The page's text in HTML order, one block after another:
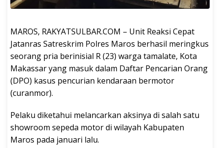
MAROS, RAKYATSULBAR.COM – Unit Reaksi Cepat
Jatanras Satreskrim Polres Maros berhasil meringkus
seorang pria berinisial R (23) warga tamalate, Kota
Makassar yang masuk dalam Daftar Pencarian Orang
(DPO) kasus pencurian kendaraan bermotor
(curanmor).
Pelaku diketahui melancarkan aksinya di salah satu
showroom sepeda motor di wilayah Kabupaten
Maros pada januari lalu.